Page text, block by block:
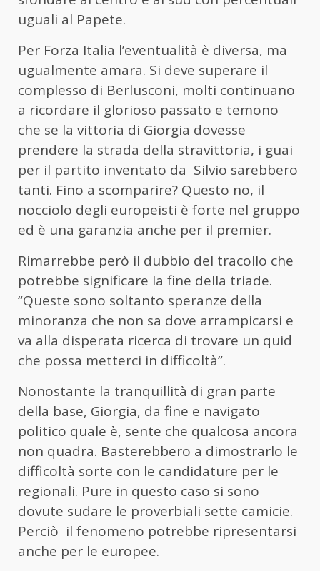
uguali al Papete.
Per Forza Italia l’eventualità è diversa, ma
ugualmente amara. Si deve superare il
complesso di Berlusconi, molti continuano
a ricordare il glorioso passato e temono
che se la vittoria di Giorgia dovesse
prendere la strada della stravittoria, i guai
per il partito inventato da Silvio sarebbero
tanti. Fino a scomparire? Questo no, il
nocciolo degli europeisti è forte nel gruppo
ed è una garanzia anche per il premier.
Rimarrebbe però il dubbio del tracollo che
potrebbe significare la fine della triade.
“Queste sono soltanto speranze della
minoranza che non sa dove arrampicarsi e
va alla disperata ricerca di trovare un quid
che possa metterci in difficoltà”.
Nonostante la tranquillità di gran parte
della base, Giorgia, da fine e navigato
politico quale è, sente che qualcosa ancora
non quadra. Basterebbero a dimostrarlo le
difficoltà sorte con le candidature per le
regionali. Pure in questo caso si sono
dovute sudare le proverbiali sette camicie.
Perciò il fenomeno potrebbe ripresentarsi
anche per le europee.